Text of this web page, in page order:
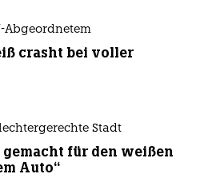
Abgeordnetem
crasht bei voller
Stadt
gemacht für den weißen
Auto“